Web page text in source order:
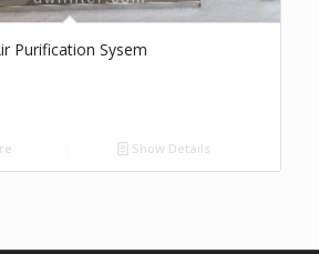
Purification Sysem
Show Details